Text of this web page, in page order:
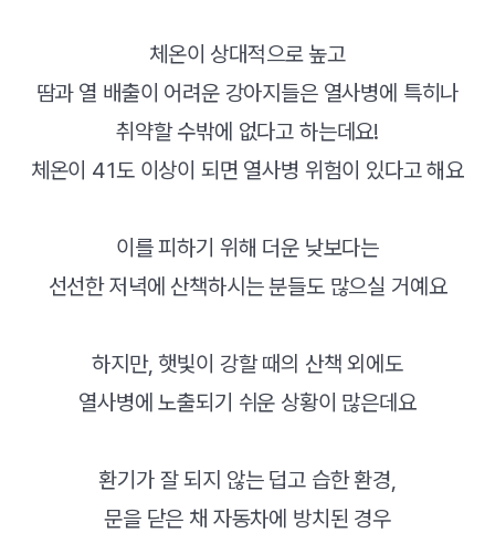
체온이 상대적으로 높고
땀과 열 배출이 어려운 강아지들은 열사병에 특히나
취약할 수밖에 없다고 하는데요!
체온이 41도 이상이 되면 열사병 위험이 있다고 해요
이를 피하기 위해 더운 낮보다는
선선한 저녁에 산책하시는 분들도 많으실 거예요
하지만, 햇빛이 강할 때의 산책 외에도
열사병에 노출되기 쉬운 상황이 많은데요
환기가 잘 되지 않는 덥고 습한 환경,
문을 닫은 채 자동차에 방치된 경우